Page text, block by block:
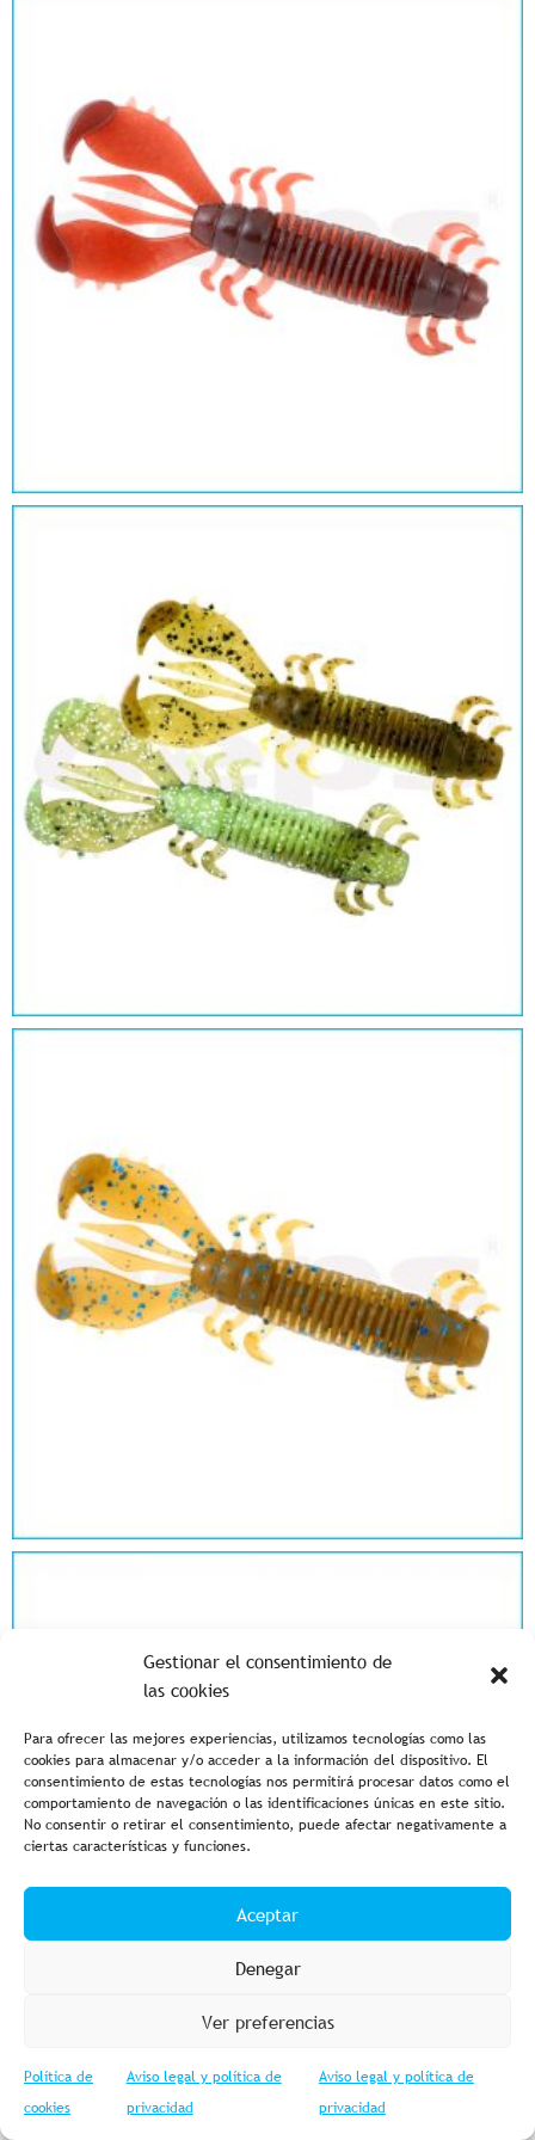
Gestionar el consentimiento de
las cookies
Para ofrecer las mejores experiencias, utilizamos tecnologías como las
cookies para almacenar y/o acceder a la información del dispositivo. El
consentimiento de estas tecnologías nos permitirá procesar datos como el
comportamiento de navegación o las identificaciones únicas en este sitio.
No consentir o retirar el consentimiento, puede afectar negativamente a
ciertas características y funciones.
Aceptar
Denegar
Ver preferencias
Política de
cookies
Aviso legal y política de
privacidad
Aviso legal y política de
privacidad